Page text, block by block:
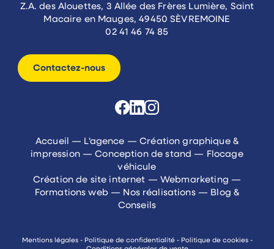
Z.A. des Alouettes, 3 Allée des Frères Lumière, Saint
Macaire en Mauges, 49450 SÈVREMOINE
02 41 46 74 85
Contactez-nous
Accueil — L'agence —Création graphique &
impression—Conception de stand — Flocage
véhicule
Création de site internet —Webmarketing —
Formations web— Nos réalisations— Blog &
Conseils
Mentions légales- Politique de confidentialité- Politique de cookies-